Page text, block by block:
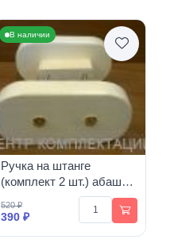
В наличии
Ручка на штанге
(комплект 2 шт.) абаши
520 ₽
390 ₽